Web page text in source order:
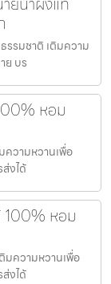
รรมชาติ เติมความ
ย บร
หอม
ความหวานเพื่อ
งได้
100% หอม
มความหวานเพื่อ
งได้